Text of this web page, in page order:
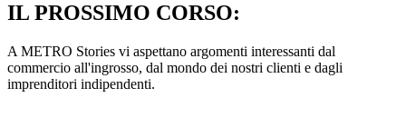
IL PROSSIMO CORSO:
A METRO Stories vi aspettano argomenti interessanti dal
commercio all'ingrosso, dal mondo dei nostri clienti e dagli
imprenditori indipendenti.